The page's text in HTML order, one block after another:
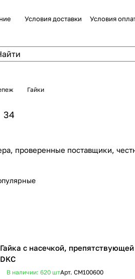
Условия доставки Условия
Гайки
34
проверенные поставщики,
Гайка с насечкой,
DKC
В наличии: 620 штАрт. CM100600